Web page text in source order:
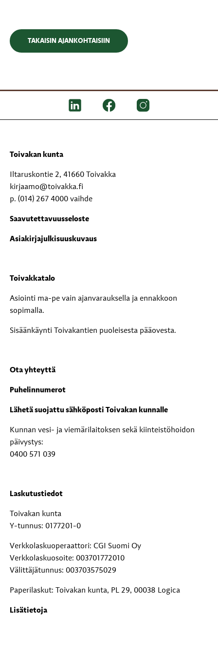
TAKAISIN AJANKOHTAISIIN
Toivakan kunta
Iltaruskontie 2, 41660 Toivakka
kirjaamo@toivakka.fi
p. (014) 267 4000 vaihde
Saavutettavuusseloste
Asiakirjajulkisuuskuvaus
Toivakkatalo
Asiointi ma-pe vain ajanvarauksella ja ennakkoon
sopimalla.
Sisäänkäynti Toivakantien puoleisesta pääovesta.
Ota yhteyttä
Puhelinnumerot
Lähetä suojattu sähköposti Toivakan kunnalle
Kunnan vesi- ja viemärilaitoksen sekä kiinteistöhoidon
päivystys:
0400 571 039
Laskutustiedot
Toivakan kunta
Y-tunnus: 0177201-0
Verkkolaskuoperaattori: CGI Suomi Oy
Verkkolaskuosoite: 003701772010
Välittäjätunnus: 003703575029
Paperilaskut: Toivakan kunta, PL 29, 00038 Logica
Lisätietoja